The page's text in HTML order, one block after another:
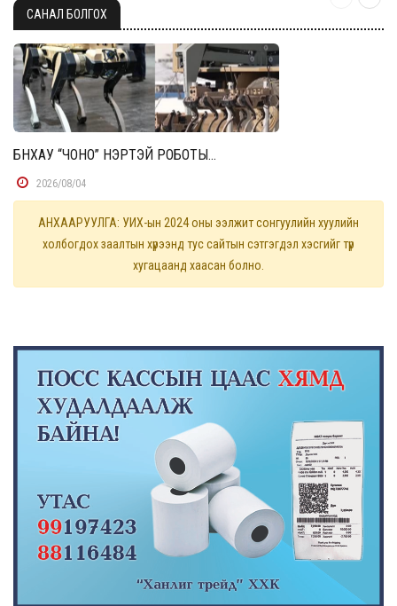
САНАЛ БОЛГОХ
БНХАУ “ЧОНО” НЭРТЭЙ РОБОТЫ...
2026/08/04
АНХААРУУЛГА: УИХ-ын 2024 оны ээлжит сонгуулийн хуулийн
холбогдох заалтын хүрээнд тус сайтын сэтгэгдэл хэсгийг түр
хугацаанд хаасан болно.